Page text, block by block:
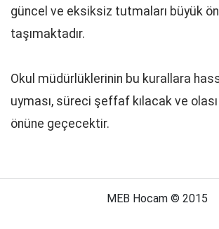
güncel ve eksiksiz tutmaları büyük
taşımaktadır.
Okul müdürlüklerinin bu kurallara
uyması, süreci şeffaf kılacak ve
önüne geçecektir.
MEB Hocam © 2015